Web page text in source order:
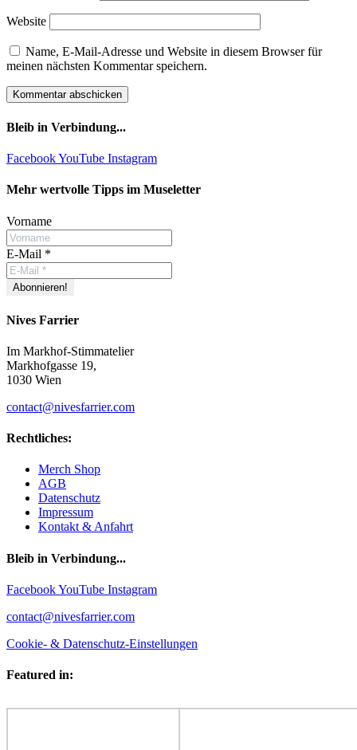
Website
Name, E-Mail-Adresse und Website in diesem Browser für
meinen nächsten Kommentar speichern.
Bleib in Verbindung...
FacebookYouTube Instagram
Mehr wertvolle Tipps im Museletter
Vorname
E-Mail *
Nives Farrier
Im Markhof-Stimmatelier
Markhofgasse 19,
1030 Wien
contact@nivesfarrier.com
Rechtliches:
Merch Shop
AGB
Datenschutz
Impressum
Kontakt & Anfahrt
Bleib in Verbindung...
FacebookYouTube Instagram
contact@nivesfarrier.com
Cookie- & Datenschutz-Einstellungen
Featured in: